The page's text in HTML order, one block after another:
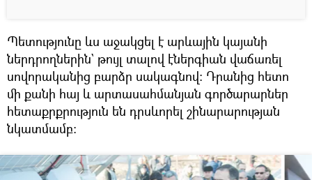
Պետությունը ևս աջակցել է արևային կայանի
ներդրողներին` թույլ տալով էներգիան վաճառել
սովորականից բարձր սակագնով։ Դրանից հետո
մի քանի հայ և արտասահմանյան գործարարներ
հետաքրքրություն են դրսևորել շինարարության
նկատմամբ։